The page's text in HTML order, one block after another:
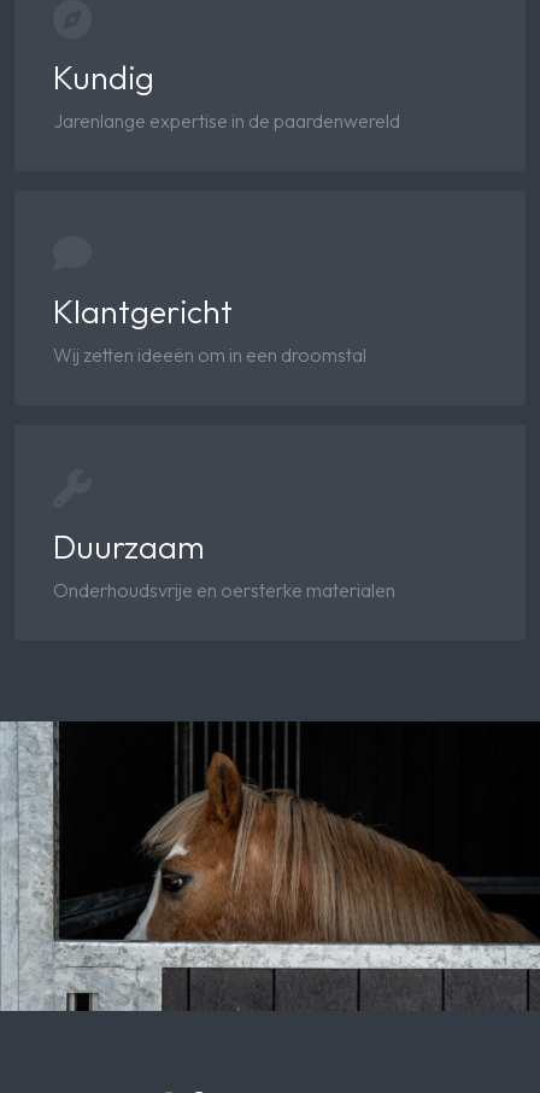
Kundig
Jarenlange expertise in de paardenwereld
Klantgericht
Wij zetten ideeën om in een droomstal
Duurzaam
Onderhoudsvrije en oersterke materialen